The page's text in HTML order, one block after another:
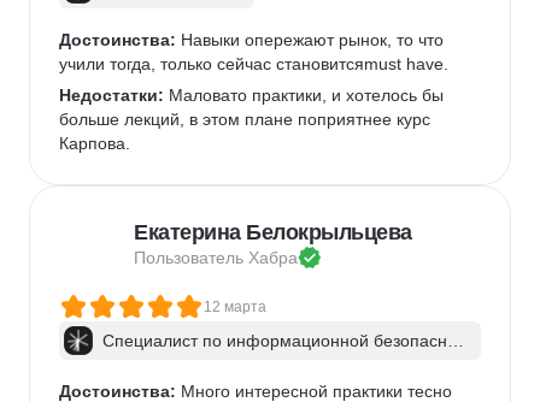
Достоинства: Навыки опережают рынок, то что
учили тогда, только сейчас становитсяmust have.
Недостатки: Маловато практики, и хотелось бы
больше лекций, в этом плане поприятнее курс
Карпова.
Екатерина Белокрыльцева
Пользователь Хабра
12 марта
Специалист по информационной безопаснос
Достоинства: Много интересной практики тесно